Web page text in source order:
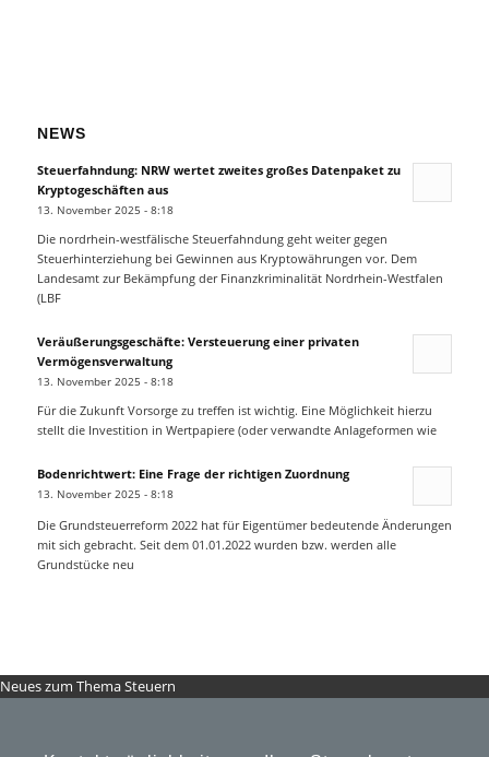
NEWS
Steuerfahndung: NRW wertet zweites großes Datenpaket zu
Kryptogeschäften aus
13. November 2025 - 8:18
Die nordrhein-westfälische Steuerfahndung geht weiter gegen
Steuerhinterziehung bei Gewinnen aus Kryptowährungen vor. Dem
Landesamt zur Bekämpfung der Finanzkriminalität Nordrhein-Westfalen
(LBF
Veräußerungsgeschäfte: Versteuerung einer privaten
Vermögensverwaltung
13. November 2025 - 8:18
Für die Zukunft Vorsorge zu treffen ist wichtig. Eine Möglichkeit hierzu
stellt die Investition in Wertpapiere (oder verwandte Anlageformen wie
Bodenrichtwert: Eine Frage der richtigen Zuordnung
13. November 2025 - 8:18
Die Grundsteuerreform 2022 hat für Eigentümer bedeutende Änderungen
mit sich gebracht. Seit dem 01.01.2022 wurden bzw. werden alle
Grundstücke neu
Neues zum Thema Steuern